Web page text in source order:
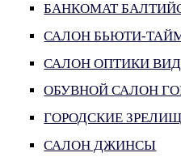
БАНКОМАТ
САЛОН БЬЮТИ-
САЛОН ОПТИКИ ВИД
ОБУВНОЙ САЛОН
ГОРОДСКИЕ
САЛОН ДЖИНСЫ